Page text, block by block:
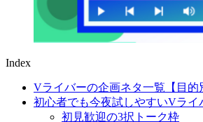
Index
Vライバーの企画ネタ一覧【目的
初心者でも今夜試しやすいVライ
初見歓迎の3択トーク枠